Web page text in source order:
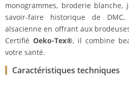
monogrammes, broderie
savoir-faire historique de
alsacienne en offrant aux
Certifié Oeko-Tex®, il combine
votre santé.
Caractéristiques techniques